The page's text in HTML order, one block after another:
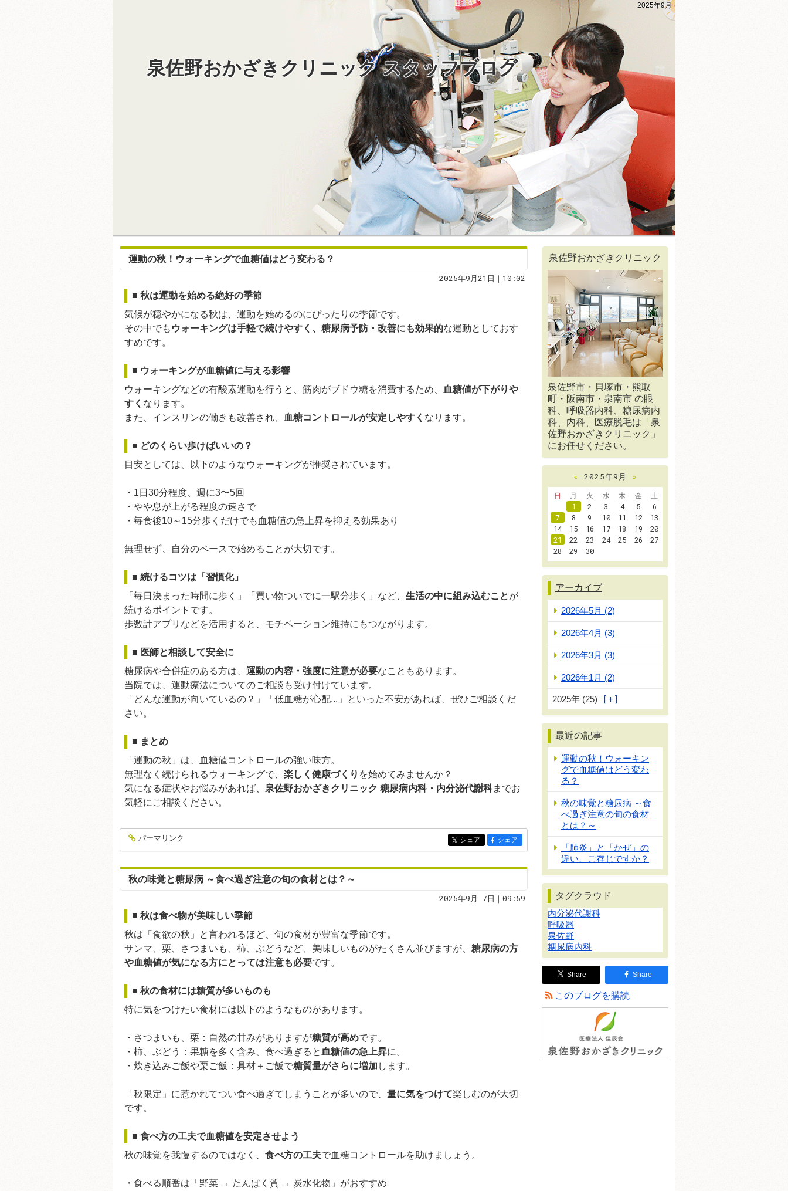
2025年9月
泉佐野おかざきクリニック スタッフブログ
運動の秋！ウォーキングで血糖値はどう変わる？
2025年9月21日｜10:02
■ 秋は運動を始める絶好の季節
気候が穏やかになる秋は、運動を始めるのにぴったりの季節です。
その中でも ウォーキングは手軽で続けやすく、糖尿病予防・改善にも効果的な運動としておす
すめです。
■ ウォーキングが血糖値に与える影響
ウォーキングなどの有酸素運動を行うと、筋肉がブドウ糖を消費するため、
血糖値が下がりや
すく なります。
また、インスリンの働きも改善され、
血糖コントロールが安定しやすく なります。
■ どのくらい歩けばいいの？
目安としては、以下のようなウォーキングが推奨されています。
・1日30分程度、週に3〜5回
・やや息が上がる程度の速さで
・毎食後10～15分歩くだけでも血糖値の急上昇を抑える効果あり
無理せず、自分のペースで始めることが大切です。
■ 続けるコツは「習慣化」
「毎日決まった時間に歩く」「買い物ついでに一駅分歩く」など、 生活の中に組み込むことが
続けるポイントです。
歩数計アプリなどを活用すると、モチベーション維持にもつながります。
■ 医師と相談して安全に
糖尿病や合併症のある方は、 運動の内容・強度に注意が必要なこともあります。
当院では、運動療法についてのご相談も受け付けています。
「どんな運動が向いているの？」「低血糖が心配...」といった不安があれば、ぜひご相談くだ
さい。
■ まとめ
「運動の秋」は、血糖値コントロールの強い味方。
無理なく続けられるウォーキングで、 楽しく健康づくり を始めてみませんか？
気になる症状やお悩みがあれば、 泉佐野おかざきクリニック 糖尿病内科・内分泌代謝科までお
気軽にご相談ください。
entry304
パーマリンク entry304
シェア entry304
シェア
秋の味覚と糖尿病 ～食べ過ぎ注意の旬の食材とは？～
2025年9月 7日｜09:59
■ 秋は食べ物が美味しい季節
秋は「食欲の秋」と言われるほど、旬の食材が豊富な季節です。
サンマ、栗、さつまいも、柿、ぶどうなど、美味しいものがたくさん並びますが、 糖尿病の方
や血糖値が気になる方にとっては注意も必要です。
■ 秋の食材には糖質が多いものも
特に気をつけたい食材には以下のようなものがあります。
・さつまいも、栗：自然の甘みがありますが糖質が高めです。
・柿、ぶどう：果糖を多く含み、食べ過ぎると 血糖値の急上昇に。
・炊き込みご飯や栗ご飯：具材＋ご飯で糖質量がさらに増加 します。
「秋限定」に惹かれてつい食べ過ぎてしまうことが多いので、 量に気をつけて楽しむのが大切
です。
■ 食べ方の工夫で血糖値を安定させよう
秋の味覚を我慢するのではなく、 食べ方の工夫で血糖コントロールを助けましょう。
・食べる順番は「野菜 → たんぱく質 → 炭水化物」がおすすめ
泉佐野おかざきクリニック
泉佐野市・貝塚市・熊取
町・阪南市・泉南市 の眼
科、呼吸器内科、糖尿病内
科、内科、医療脱毛は「泉
佐野おかざきクリニック」
にお任せください。
« 2025年9月
»
日
月 火 水 木 金
土
1
2 3 4 5
6
7
8 9 10 11 12
13
14
15 16 17 18 19
20
21
22 23 24 25 26
27
28
29 30
アーカイブ
2026年5月 (2)
2026年4月 (3)
2026年3月 (3)
2026年1月 (2)
2025年 (25)
最近の記事
運動の秋！ウォーキン
グで血糖値はどう変わ
る？
秋の味覚と糖尿病 ～食
べ過ぎ注意の旬の食材
とは？～
「肺炎」と「かぜ」の
違い、ご存じですか？
タグクラウド
内分泌代謝科
呼吸器
泉佐野
糖尿病内科
Share Share
このブログを購読